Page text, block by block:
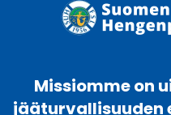
Missiomme on
jääturvallisuuden